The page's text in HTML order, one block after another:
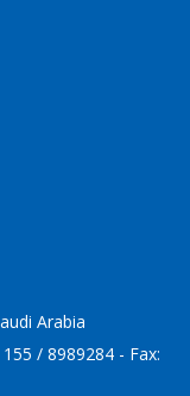
Arabia
/ 8989284 - Fax: